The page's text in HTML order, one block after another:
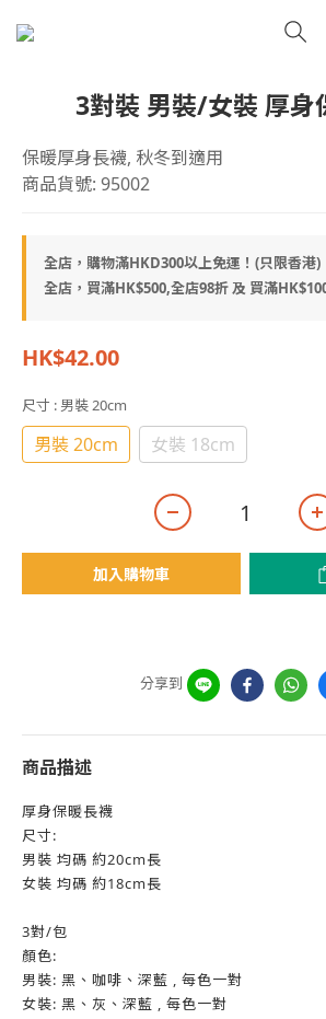
3對裝 男裝/女裝 厚身
保暖厚身長襪, 秋冬到適用
商品貨號: 95002
全店，購物滿HKD300以上免運！(只限香港)
全店，買滿HK$500,全店98折 及 買滿
HK$42.00
尺寸 : 男裝 20cm
男裝 20cm 女裝 18cm
加入購物車
分享到
商品描述
厚身保暖長襪
尺寸:
男裝 均碼 約20cm長
女裝 均碼 約18cm長
3對/包
顏色:
男裝: 黑、咖啡、深藍 , 每色一對
女裝: 黑、灰、深藍 , 每色一對